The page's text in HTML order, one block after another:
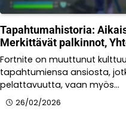
Tapahtumahistoria:
Merkittävät palkinnot,
Fortnite on muuttunut
tapahtumiensa ansiosta,
pelattavuutta, vaan myös…
26/02/2026